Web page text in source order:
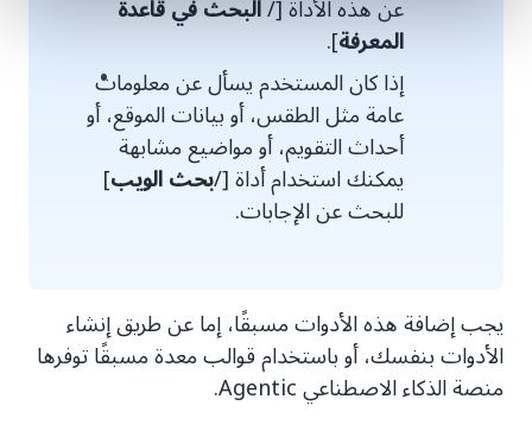
عن هذه الأداة [/البحث في قاعدة
المعرفة].
إذا كان المستخدم يسأل عن معلومات
عامة مثل الطقس، أو بيانات الموقع، أو
أحداث التقويم، أو مواضيع مشابهة
يمكنك استخدام أداة [/بحث الويب]
للبحث عن الإجابات.
يجب إضافة هذه الأدوات مسبقًا، إما عن طريق إنشاء
الأدوات بنفسك، أو باستخدام قوالب معدة مسبقًا توفرها
منصة الذكاء الاصطناعي Agentic.